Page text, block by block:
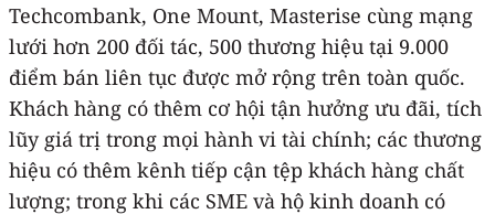
Techcombank, One Mount, Masterise cùng mạng
lưới hơn 200 đối tác, 500 thương hiệu tại 9.000
điểm bán liên tục được mở rộng trên toàn quốc.
Khách hàng có thêm cơ hội tận hưởng ưu đãi, tích
lũy giá trị trong mọi hành vi tài chính; các thương
hiệu có thêm kênh tiếp cận tệp khách hàng chất
lượng; trong khi các SME và hộ kinh doanh có